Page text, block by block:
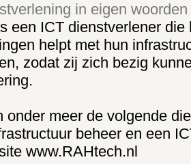
in eigen woorden
een ICT dienstverlener
helpt met hun
zodat zij zich bezig
onder meer de volgende
beheer en een
www.RAHtech.nl